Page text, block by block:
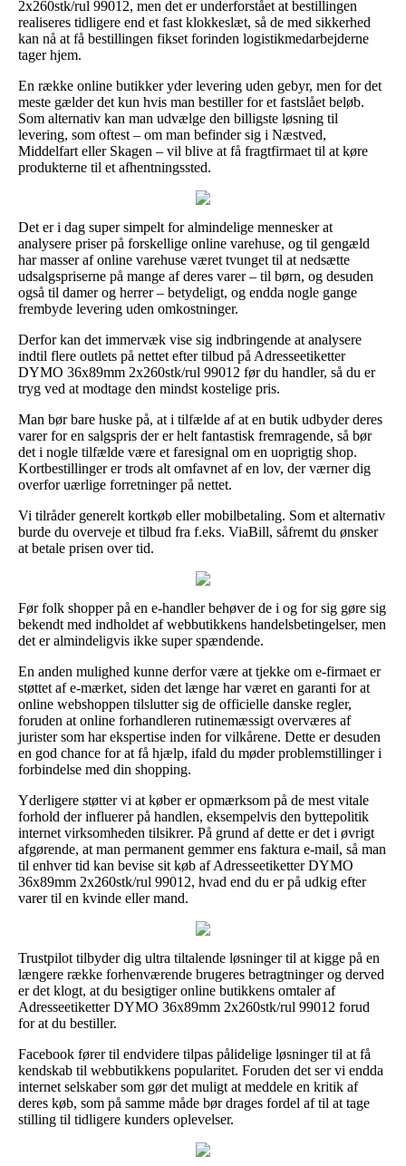
2x260stk/rul 99012, men det er underforstået at bestillingen
realiseres tidligere end et fast klokkeslæt, så de med sikkerhed
kan nå at få bestillingen fikset forinden logistikmedarbejderne
tager hjem.
En række online butikker yder levering uden gebyr, men for det
meste gælder det kun hvis man bestiller for et fastslået beløb.
Som alternativ kan man udvælge den billigste løsning til
levering, som oftest – om man befinder sig i Næstved,
Middelfart eller Skagen – vil blive at få fragtfirmaet til at køre
produkterne til et afhentningssted.
Det er i dag super simpelt for almindelige mennesker at
analysere priser på forskellige online varehuse, og til gengæld
har masser af online varehuse været tvunget til at nedsætte
udsalgspriserne på mange af deres varer – til børn, og desuden
også til damer og herrer – betydeligt, og endda nogle gange
frembyde levering uden omkostninger.
Derfor kan det immervæk vise sig indbringende at analysere
indtil flere outlets på nettet efter tilbud på Adresseetiketter
DYMO 36x89mm 2x260stk/rul 99012 før du handler, så du er
tryg ved at modtage den mindst kostelige pris.
Man bør bare huske på, at i tilfælde af at en butik udbyder deres
varer for en salgspris der er helt fantastisk fremragende, så bør
det i nogle tilfælde være et faresignal om en uoprigtig shop.
Kortbestillinger er trods alt omfavnet af en lov, der værner dig
overfor uærlige forretninger på nettet.
Vi tilråder generelt kortkøb eller mobilbetaling. Som et alternativ
burde du overveje et tilbud fra f.eks. ViaBill, såfremt du ønsker
at betale prisen over tid.
Før folk shopper på en e-handler behøver de i og for sig gøre sig
bekendt med indholdet af webbutikkens handelsbetingelser, men
det er almindeligvis ikke super spændende.
En anden mulighed kunne derfor være at tjekke om e-firmaet er
støttet af e-mærket, siden det længe har været en garanti for at
online webshoppen tilslutter sig de officielle danske regler,
foruden at online forhandleren rutinemæssigt overværes af
jurister som har ekspertise inden for vilkårene. Dette er desuden
en god chance for at få hjælp, ifald du møder problemstillinger i
forbindelse med din shopping.
Yderligere støtter vi at køber er opmærksom på de mest vitale
forhold der influerer på handlen, eksempelvis den byttepolitik
internet virksomheden tilsikrer. På grund af dette er det i øvrigt
afgørende, at man permanent gemmer ens faktura e-mail, så man
til enhver tid kan bevise sit køb af Adresseetiketter DYMO
36x89mm 2x260stk/rul 99012, hvad end du er på udkig efter
varer til en kvinde eller mand.
Trustpilot tilbyder dig ultra tiltalende løsninger til at kigge på en
længere række forhenværende brugeres betragtninger og derved
er det klogt, at du besigtiger online butikkens omtaler af
Adresseetiketter DYMO 36x89mm 2x260stk/rul 99012 forud
for at du bestiller.
Facebook fører til endvidere tilpas pålidelige løsninger til at få
kendskab til webbutikkens popularitet. Foruden det ser vi endda
internet selskaber som gør det muligt at meddele en kritik af
deres køb, som på samme måde bør drages fordel af til at tage
stilling til tidligere kunders oplevelser.